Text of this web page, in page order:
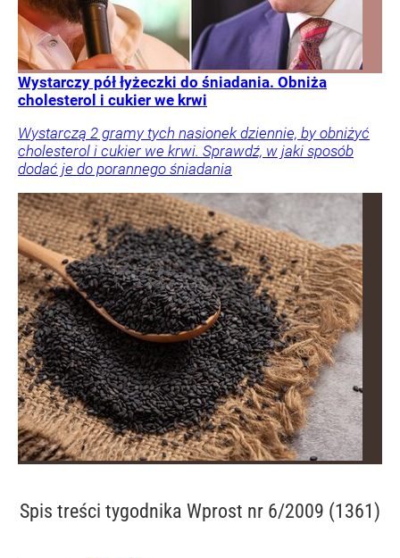
Wystarczy pół łyżeczki do śniadania. Obniża
cholesterol i cukier we krwi
Wystarczą 2 gramy tych nasionek dziennie, by obniżyć
cholesterol i cukier we krwi. Sprawdź, w jaki sposób
dodać je do porannego śniadania
Spis treści tygodnika Wprost nr 6/2009 (1361)